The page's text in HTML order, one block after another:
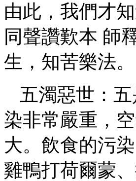
由此，我們才
同聲讚歎本 師
生，知苦樂法。
五濁惡世：
染非常嚴重，
大。飲食的污
雞鴨打荷爾蒙